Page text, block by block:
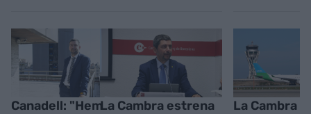
Canadell: "HemLa Cambra estrena
La Cambra